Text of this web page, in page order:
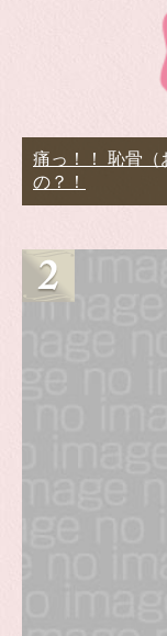
痛っ！！ 恥骨（
の？！